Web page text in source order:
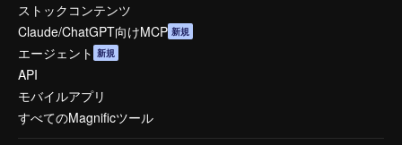
ストックコンテンツ
Claude/ChatGPT向けMCP 新規
エージェント 新規
API
モバイルアプリ
すべてのMagnificツール